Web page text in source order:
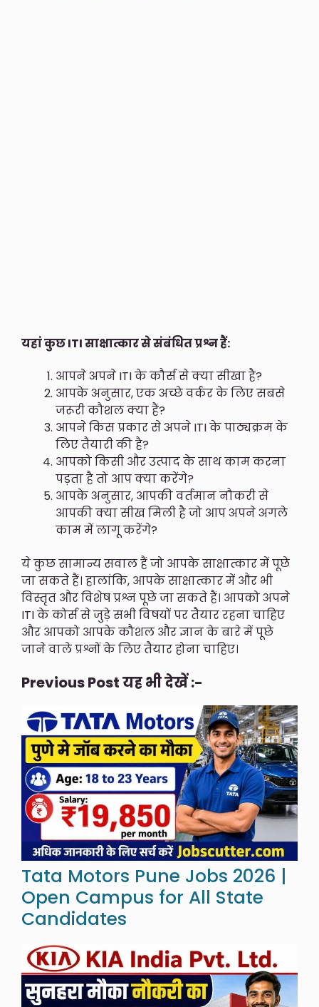
यहां कुछ ITI साक्षात्कार से संबंधित प्रश्न हैं:
आपने अपने ITI के कौर्स से क्या सीखा है?
आपके अनुसार, एक अच्छे वर्कर के लिए सबसे
जरूरी कौशल क्या हैं?
आपने किस प्रकार से अपने ITI के पाठ्यक्रम के
लिए तैयारी की है?
आपको किसी और उत्पाद के साथ काम करना
पड़ता है तो आप क्या करेंगे?
आपके अनुसार, आपकी वर्तमान नौकरी से
आपकी क्या सीख मिली है जो आप अपने अगले
काम में लागू करेंगे?
ये कुछ सामान्य सवाल हैं जो आपके साक्षात्कार में पूछे
जा सकते हैं। हालांकि, आपके साक्षात्कार में और भी
विस्तृत और विशेष प्रश्न पूछे जा सकते हैं। आपको अपने
ITI के कोर्स से जुड़े सभी विषयों पर तैयार रहना चाहिए
और आपको आपके कौशल और ज्ञान के बारे में पूछे
जाने वाले प्रश्नों के लिए तैयार होना चाहिए।
Previous Post यह भी देखें :-
Tata Motors Pune Jobs 2026 |
Open Campus for All State
Candidates